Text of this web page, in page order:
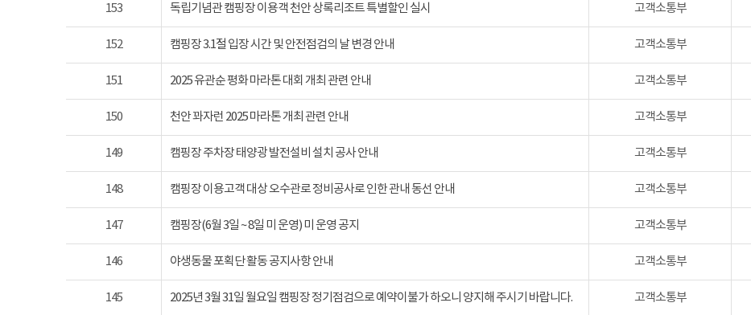
153 독립기념관 캠핑장 이용객 천안 상록리조트 특별할인 실시 고객소통부
152 캠핑장 3.1절 입장 시간 및 안전점검의 날 변경 안내 고객소통부
151 2025 유관순 평화 마라톤 대회 개최 관련 안내 고객소통부
150 천안 꽈자런 2025 마라톤 개최 관련 안내 고객소통부
149 캠핑장 주차장 태양광 발전설비 설치 공사 안내 고객소통부
148 캠핑장 이용고객 대상 오수관로 정비공사로 인한 관내 동선 안내 고객소통부
147 캠핑장(6월 3일 ~ 8일 미 운영) 미 운영 공지 고객소통부
146 야생동물 포획단 활동 공지사항 안내 고객소통부
145 2025년 3월 31일 월요일 캠핑장 정기점검으로 예약이불가 하오니 양지해 주시기 바랍니다. 고객소통부